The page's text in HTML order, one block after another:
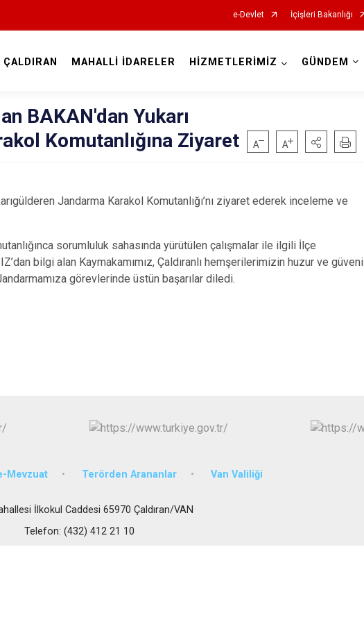
e-Devlet İçişleri Bakanlığı
Başkale
Çaldıran
Çatak
Özalp
ÇALDIRAN MAHALLİ İDARELER HİZMETLERİMİZ GÜNDEM
BAKAN'dan Yukarı
Komutanlığına Ziyaret
Jandarma Karakol Komutanlığı’nı ziyaret ederek inceleme ve
sorumluluk sahasında yürütülen çalışmalar ile ilgili İlçe
bilgi alan Kaymakamımız, Çaldıranlı hemşerilerimizin huzur ve güveni
görevlerinde üstün başarılar diledi.
Mevzuat Terörden Arananlar Van Valiliği
İlkokul Caddesi 65970 Çaldıran/VAN
Telefon: (432) 412 21 10